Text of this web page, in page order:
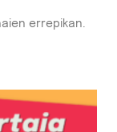
errepikan.